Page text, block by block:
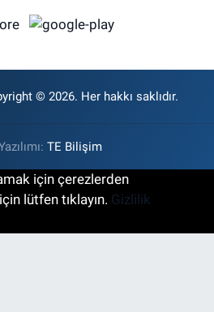
© 2026. Her hakkı saklıdır.
TE Bilişim
için çerezlerden
lütfen tıklayın. Gizlilik